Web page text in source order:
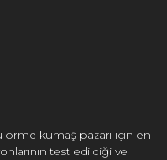
örme kumaş pazarı için en
test edildiği ve